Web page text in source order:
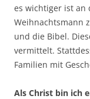
es wichtiger ist an
Weihnachtsmann
und die Bibel.
vermittelt.
Familien mit
Als Christ bin ich